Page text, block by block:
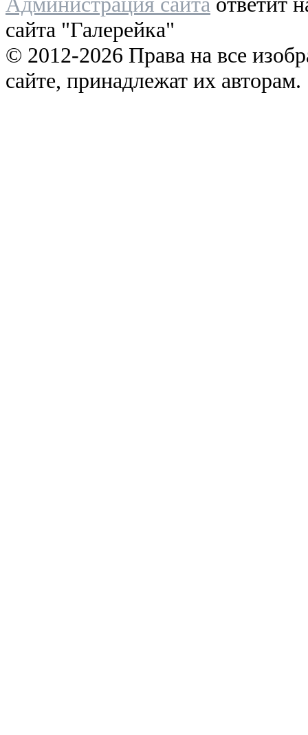
сайта "Галерейка"
© 2012-2026 Права на все
сайте, принадлежат их авторам.